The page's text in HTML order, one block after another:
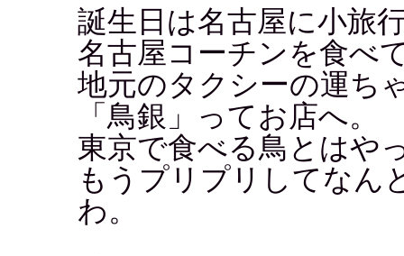
誕生日は名古屋に小旅
名古屋コーチンを食べ
地元のタクシーの運ち
「鳥銀」ってお店へ。
東京で食べる鳥とはや
もうプリプリしてなん
わ。